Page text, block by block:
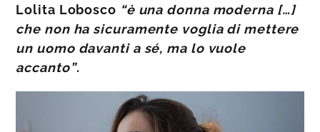
Lolita Lobosco “è una donna moderna […]
che non ha sicuramente voglia di mettere
un uomo davanti a sé, ma lo vuole
accanto”.